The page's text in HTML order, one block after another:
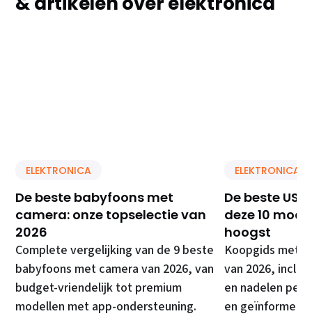
ELEKTRONICA
De beste babyfoons met
camera: onze topselectie van
2026
Complete vergelijking van de 9 beste
babyfoons met camera van 2026, van
budget-vriendelijk tot premium
modellen met app-ondersteuning.
ELEKTRONICA
De beste
deze 10
hoogst
Koopgids met
van 2026,
en nadelen per
en